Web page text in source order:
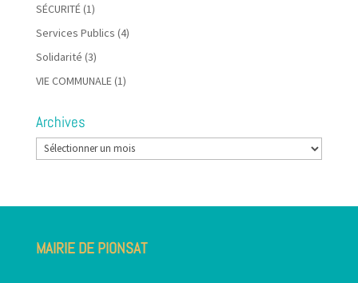
SÉCURITÉ(1)
Services Publics (4)
Solidarité (3)
VIE COMMUNALE(1)
Archives
Archives
MAIRIE DE PIONSAT